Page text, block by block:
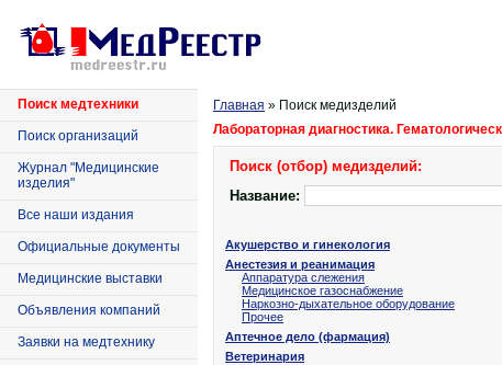
Поиск медтехники
Поиск организаций
Журнал "Медицинские
изделия"
Все наши издания
Официальные документы
Медицинские выставки
Объявления компаний
Заявки на медтехнику
Главная » Поиск медизделий
Лабораторная диагностика.
Поиск (отбор) медизделий:
Название:
Акушерство и гинекология
Анестезия и реанимация
Аппаратура слежения
Медицинское газоснабжение
Наркозно-дыхательное оборудование
Прочее
Аптечное дело (фармация)
Ветеринария